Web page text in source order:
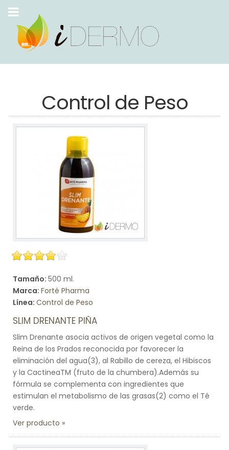
Control de Peso
Tamaño: 500 ml.
Marca: Forté Pharma
Línea: Control de Peso
SLIM DRENANTE PIÑA
Slim Drenante asocia activos de origen vegetal como la
Reina de los Prados reconocida por favorecer la
eliminación del agua(3), al Rabillo de cereza, el Hibiscos
y la CactineaTM (fruto de la chumbera).Además su
fórmula se complementa con ingredientes que
estimulan el metabolismo de las grasas(2) como el Té
verde.
Ver producto